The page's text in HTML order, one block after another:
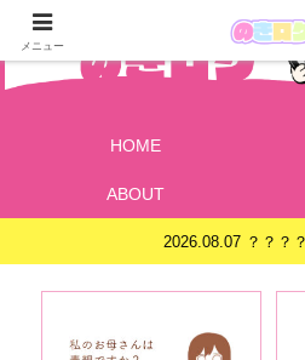
HOME
ABOUT
2026.08.07 ？？？
メニュー